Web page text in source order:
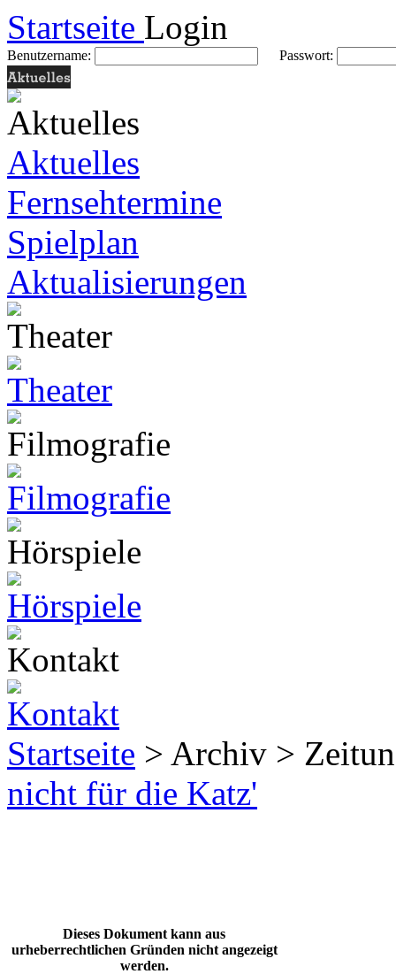
Startseite Login
Benutzername: Passwort:
Aktuelles
Fernsehtermine
Spielplan
Aktualisierungen
Startseite > Archiv >
nicht für die Katz'
Dieses Dokument kann aus
urheberrechtlichen Gründen nicht angezeigt
werden.